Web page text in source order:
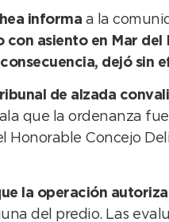
informa a la
asiento en Mar
dejó sin
de alzada
que la ordenanza
Honorable Concejo
la operación
del predio. Las